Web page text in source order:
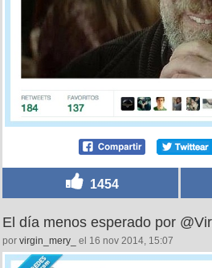
1454
El día menos esperado por
por virgin_mery_ el 16 nov 2014, 15:07